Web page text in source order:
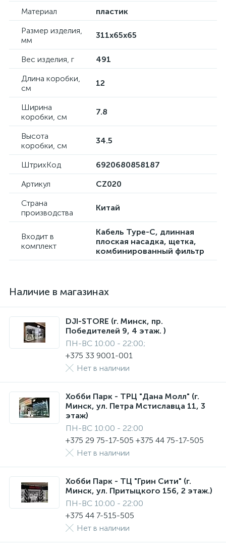
Материал
пластик
Размер изделия,
мм
311х65х65
Вес изделия, г
491
Длина коробки,
см
12
Ширина
коробки, см
7.8
Высота
коробки, см
34.5
ШтрихКод
6920680858187
Артикул
CZ020
Страна
производства
Китай
Входит в
комплект
Кабель Type-C, длинная
плоская насадка, щетка,
комбинированный фильтр
Наличие в магазинах
DJI-STORE (г. Минск, пр.
Победителей 9, 4 этаж. )
ПН-ВС 10:00 - 22:00;
+375 33 9001-001
Нет в наличии
Хобби Парк - ТРЦ "Дана Молл" (г.
Минск, ул. Петра Мстиславца 11, 3
этаж)
ПН-ВС 10:00 - 22:00
+375 29 75-17-505 +375 44 75-17-505
Нет в наличии
Хобби Парк - ТЦ "Грин Сити" (г.
Минск, ул. Притыцкого 156, 2 этаж.)
ПН-ВС 10:00 - 22:00
+375 44 7-515-505
Нет в наличии